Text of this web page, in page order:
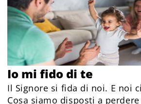
Io mi fido di te
Il Signore si fida di noi. E noi
Cosa siamo disposti a